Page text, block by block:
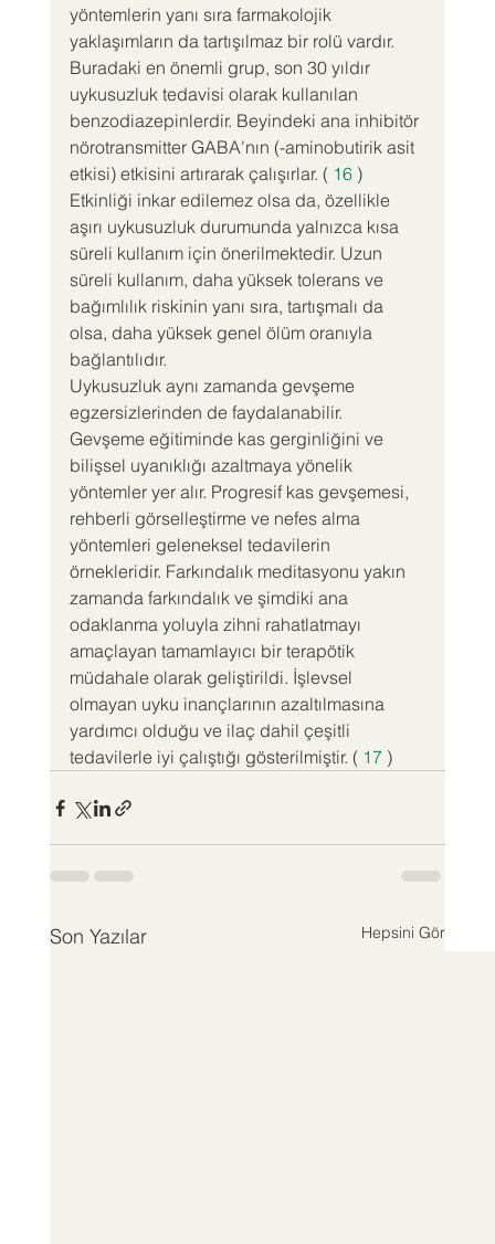
yöntemlerin yanı sıra farmakolojik
yaklaşımların da tartışılmaz bir rolü vardır.
Buradaki en önemli grup, son 30 yıldır
uykusuzluk tedavisi olarak kullanılan
benzodiazepinlerdir. Beyindeki ana inhibitör
nörotransmitter GABA'nın (-aminobutirik asit
etkisi) etkisini artırarak çalışırlar. ( 16 )
Etkinliği inkar edilemez olsa da, özellikle
aşırı uykusuzluk durumunda yalnızca kısa
süreli kullanım için önerilmektedir. Uzun
süreli kullanım, daha yüksek tolerans ve
bağımlılık riskinin yanı sıra, tartışmalı da
olsa, daha yüksek genel ölüm oranıyla
bağlantılıdır.
Uykusuzluk aynı zamanda gevşeme
egzersizlerinden de faydalanabilir.
Gevşeme eğitiminde kas gerginliğini ve
bilişsel uyanıklığı azaltmaya yönelik
yöntemler yer alır. Progresif kas gevşemesi,
rehberli görselleştirme ve nefes alma
yöntemleri geleneksel tedavilerin
örnekleridir. Farkındalık meditasyonu yakın
zamanda farkındalık ve şimdiki ana
odaklanma yoluyla zihni rahatlatmayı
amaçlayan tamamlayıcı bir terapötik
müdahale olarak geliştirildi. İşlevsel
olmayan uyku inançlarının azaltılmasına
yardımcı olduğu ve ilaç dahil çeşitli
tedavilerle iyi çalıştığı gösterilmiştir. ( 17 )
Son Yazılar Hepsini Gör